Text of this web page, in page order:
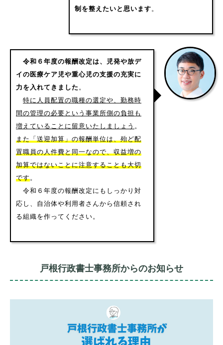
制を整えたいと思います 。
令和６年度の報酬改定は、児発や放デ
イの医療ケア児や重心児の支援の充実に
力を入れてきました 。
特に人員配置の職種の選定や、勤務時
間の管理の必要という事業所側の負担も
増えていることに留意いたしましょう 。
また「送迎加算」の報酬単位は、殆ど配
置職員の人件費と同一なので、収益増の
加算ではないことに注意することも大切
です。
令和６年度の報酬改定にもしっかり対
応し、自治体や利用者さんから信頼され
る組織を作ってください。
戸根行政書士事務所からのお知らせ